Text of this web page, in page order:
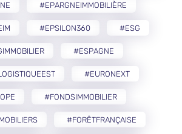
#EPARGNEIMMOBILIÈRE
#EPSILON360 #ESG
#ESPAGNE
#EURONEXT
#FONDSIMMOBILIER
#FORÊTFRANÇAISE